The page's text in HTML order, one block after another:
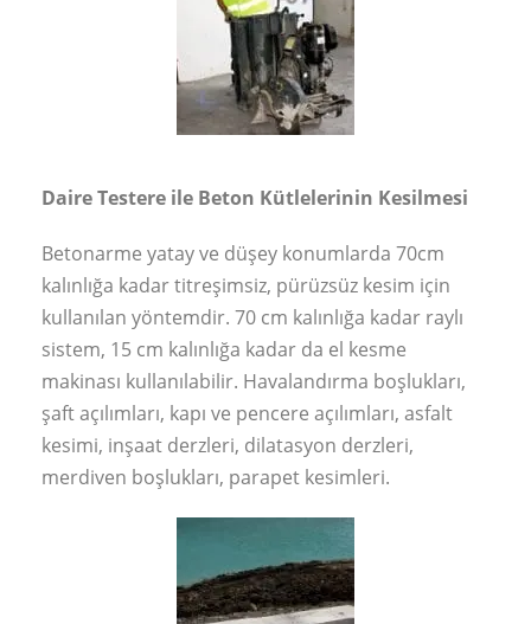
Daire Testere ile Beton Kütlelerinin Kesilmesi
Betonarme yatay ve düşey konumlarda 70cm
kalınlığa kadar titreşimsiz, pürüzsüz kesim için
kullanılan yöntemdir. 70 cm kalınlığa kadar raylı
sistem, 15 cm kalınlığa kadar da el kesme
makinası kullanılabilir. Havalandırma boşlukları,
şaft açılımları, kapı ve pencere açılımları, asfalt
kesimi, inşaat derzleri, dilatasyon derzleri,
merdiven boşlukları, parapet kesimleri.